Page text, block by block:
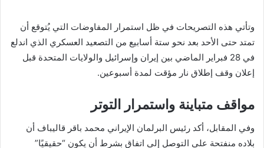
وتأتي هذه التصريحات في ظل استمرار المفاوضات التي يُتوقع أن
تمتد حتى الأحد بعد نحو ستة أسابيع من التصعيد العسكري الذي اندلع
في 28 فبراير الماضي بين إيران وإسرائيل والولايات المتحدة قبل
إعلان وقف إطلاق نار مؤقت لمدة أسبوعين.
مواقف متباينة واستمرار التوتر
وفي المقابل، أكد رئيس البرلمان الإيراني محمد باقر قاليباف أن
بلاده منفتحة على التوصل إلى اتفاق بشرط أن يكون “حقيقيًا”